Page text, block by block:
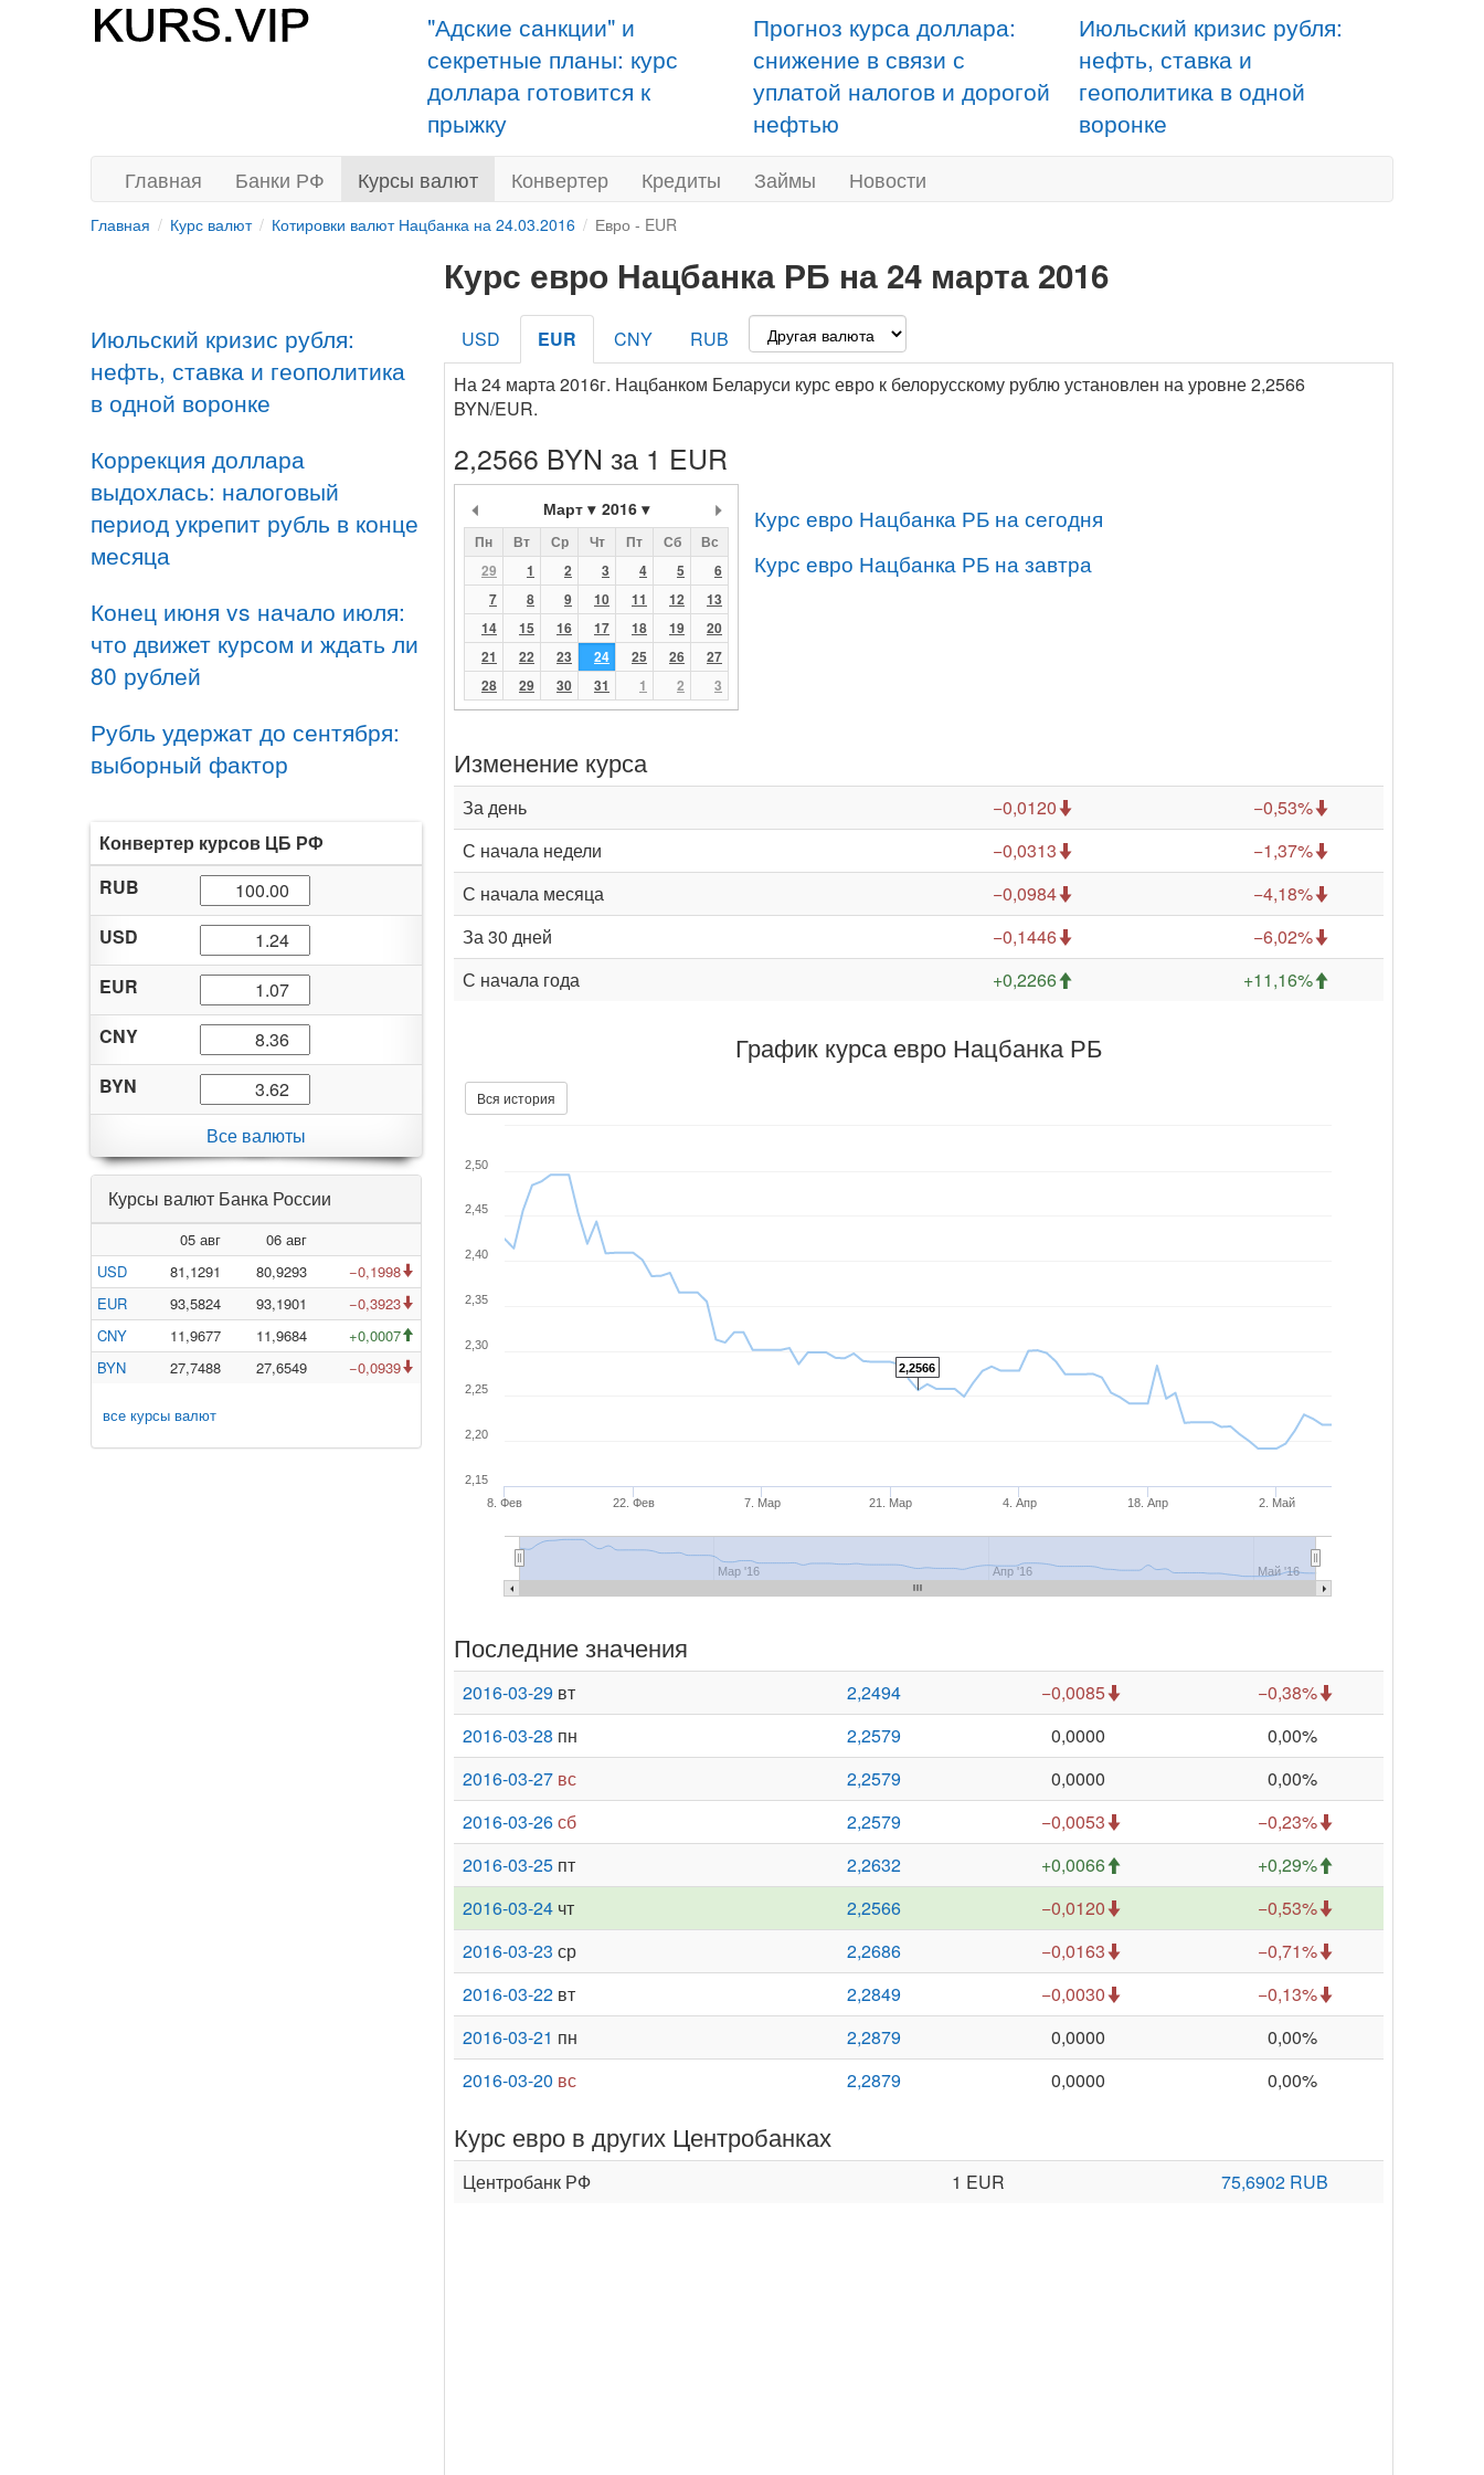
"Адские санкции" и
секретные планы: курс
доллара готовится к
прыжку
Прогноз курса доллара:
снижение в связи с
уплатой налогов и дорогой
нефтью
Июльский кризис рубля:
нефть, ставка и
геополитика в одной
воронке
Главная Банки РФ Курсы валют Конвертер Кредиты Займы Новости
Главная Курс валют Котировки валют Нацбанка на 24.03.2016 Евро - EUR
Июльский кризис рубля:
нефть, ставка и геополитика
в одной воронке
Коррекция доллара
выдохлась: налоговый
период укрепит рубль в конце
месяца
Конец июня vs начало июля:
что движет курсом и ждать ли
80 рублей
Рубль удержат до сентября:
выборный фактор
Конвертер курсов ЦБ РФ
RUB
USD
EUR
CNY
BYN
Все валюты
Курсы валют Банка России
05 авг
06 авг
USD
81,1291 80,9293
−0,1998
EUR
93,5824 93,1901
−0,3923
CNY
11,9677 11,9684
+0,0007
BYN
27,7488 27,6549 −0,0939
все курсы валют
Курс евро Нацбанка РБ на 24 марта 2016
USD EUR CNY
RUB
На 24 марта 2016г. Нацбанком Беларуси курс евро к белорусскому рублю установлен на уровне 2,2566
BYN/EUR.
2,2566 BYN за 1 EUR
Март 2016
Пн Вт Ср Чт Пт Сб
Вс
29
1 2 3 4 5
6
7
8 9 10 11 12
13
14
15 16 17 18 19
20
21
22 23 24 25 26
27
28
29 30 31 1 2 3
Курс евро Нацбанка РБ на сегодня
Курс евро Нацбанка РБ на завтра
Изменение курса
За день −0,0120
−0,53%
С начала недели
−0,0313
−1,37%
С начала месяца
−0,0984
−4,18%
За 30 дней
−0,1446
−6,02%
С начала года
+0,2266 +11,16%
График курса евро Нацбанка РБ
Вся история
2,2566
8. Фев 22. Фев 7. Мар 21. Мар 4. Апр 18. Апр 2. Май
Мар '16 Апр '16 Май '16
2,15
2,20
2,25
2,30
2,35
2,40
2,45
2,50
Последние значения
2016-03-29 вт 2,2494 −0,0085
−0,38%
2016-03-28 пн 2,2579 0,0000
0,00%
2016-03-27 вс 2,2579 0,0000
0,00%
2016-03-26сб 2,2579 −0,0053
−0,23%
2016-03-25 пт 2,2632 +0,0066
+0,29%
2016-03-24 чт 2,2566 −0,0120
−0,53%
2016-03-23 ср 2,2686 −0,0163
−0,71%
2016-03-22 вт 2,2849 −0,0030
−0,13%
2016-03-21 пн 2,2879 0,0000
0,00%
2016-03-20 вс 2,2879 0,0000 0,00%
Курс евро в других Центробанках
Центробанк РФ 1 EUR 75,6902 RUB